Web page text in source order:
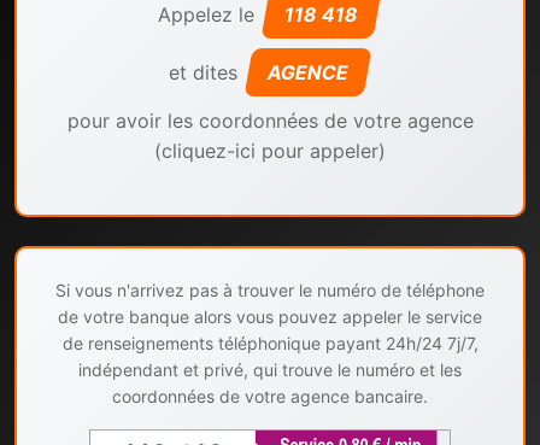
Appelez le 118 418
et dites AGENCE
pour avoir les coordonnées de votre agence
(cliquez-ici pour appeler)
Si vous n'arrivez pas à trouver le numéro de téléphone
de votre banque alors vous pouvez appeler le service
de renseignements téléphonique payant 24h/24 7j/7,
indépendant et privé, qui trouve le numéro et les
coordonnées de votre agence bancaire.